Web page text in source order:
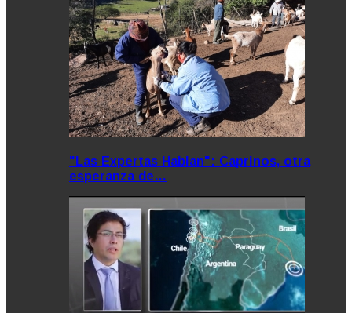
"Las Expertas Hablan": Caprinos, otra
esperanza de…